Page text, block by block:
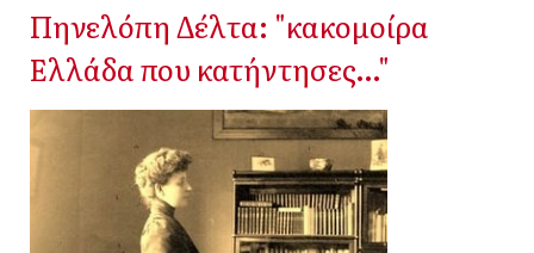
Πηνελόπη Δέλτα: "κακομοίρα
Ελλάδα που κατήντησες…"